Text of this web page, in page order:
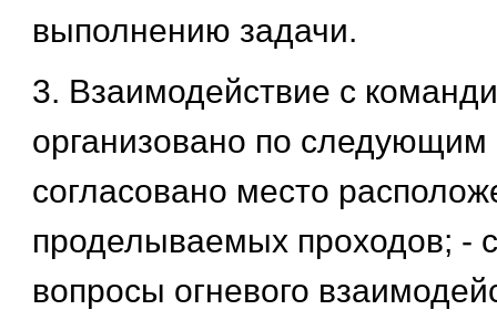
выполнению задачи.
3. Взаимодействие с
организовано по следующим
согласовано место
проделываемых проходов; -
вопросы огневого